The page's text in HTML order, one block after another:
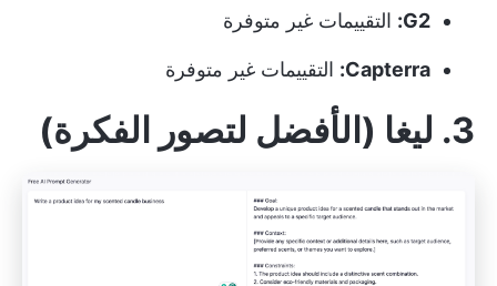
G2: التقييمات غير متوفرة
Capterra: التقييمات غير متوفرة
3. ليغا (الأفضل لتصور الفكرة)